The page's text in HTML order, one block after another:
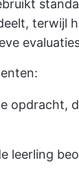
terwijl
opdracht,
leerling